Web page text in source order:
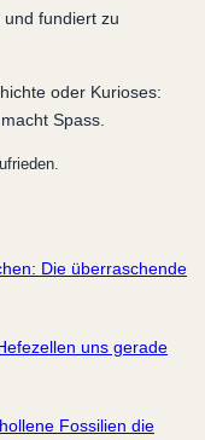
fundiert zu
oder Kurioses:
Spass.
Die überraschende
uns gerade
Fossilien die